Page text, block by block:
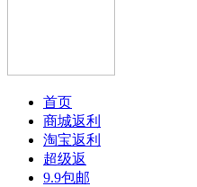
首页
商城返利
淘宝返利
超级返
9.9包邮